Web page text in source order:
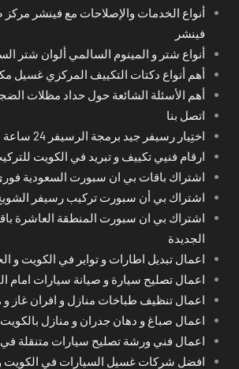
أنواع الخدمات والإصلاحات مع فينشر مركز
فينشر
أنواع شتر و المينوم السالمي ألوان شتر
أهم أنواع دكتات التكييف المركزي غسيل
أهم الأسئلة الشائعة حول حداد مظلات
اتصل بنا
اختِيار رسيفر جيد برمجة الرسيفر 24 ساعة في الكويت
ارقام فنيي تكييف و تبريد في الكويت
اشتراك باقات بي ان سبورت السعودية
اشتراك بي أن سبورت تركيب رسيفر
الجديدة
اعمال تبديل اطارات و تواير في الكويت و
اعمال تصليح سيارة و صيانة سيارات امام
اعمال تنظيف طباخات منازل و افران غاز و
اعمال صباغ و دهان جدران و منازل
اعمال فني ورشة تصليح سيارات متنقلة
افضل شركات غسيل السيارات في الكويت